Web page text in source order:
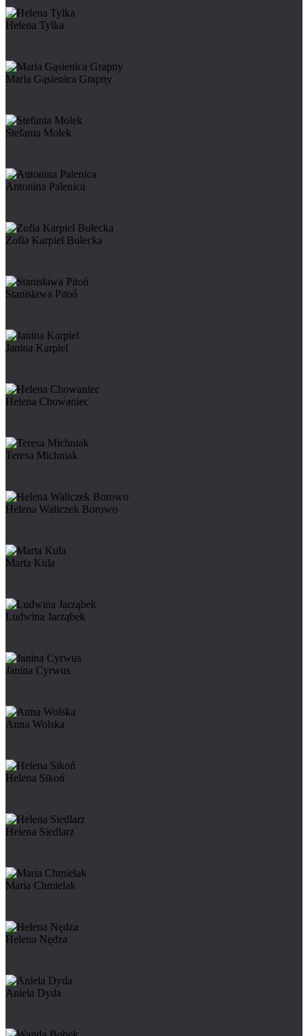
Helena Tylka
Maria Gąsienica Grapny
Stefania Molek
Antonina Palenica
Zofia Karpiel Bułecka
Stanisława Pitoń
Janina Karpiel
Helena Chowaniec
Teresa Michniak
Helena Waliczek Borowo
Marta Kula
Ludwina Jarząbek
Janina Cyrwus
Anna Wolska
Helena Sikoń
Helena Siedlarz
Maria Chmielak
Helena Nędza
Aniela Dyda